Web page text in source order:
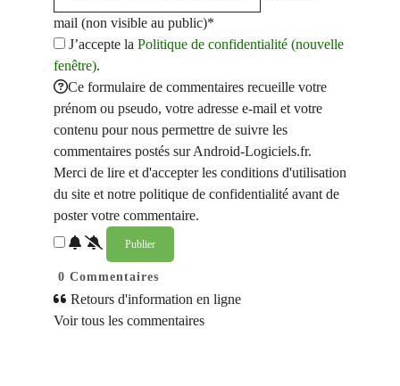
mail (non visible au public)*
J’accepte la Politique de confidentialité (nouvelle
fenêtre).
Ce formulaire de commentaires recueille votre
prénom ou pseudo, votre adresse e-mail et votre
contenu pour nous permettre de suivre les
commentaires postés sur Android-Logiciels.fr.
Merci de lire et d'accepter les conditions d'utilisation
du site et notre politique de confidentialité avant de
poster votre commentaire.
0 Commentaires
Retours d'information en ligne
Voir tous les commentaires